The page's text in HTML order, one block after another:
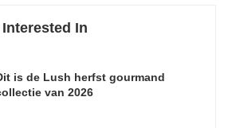
In
is de Lush herfst gourmand
van 2026